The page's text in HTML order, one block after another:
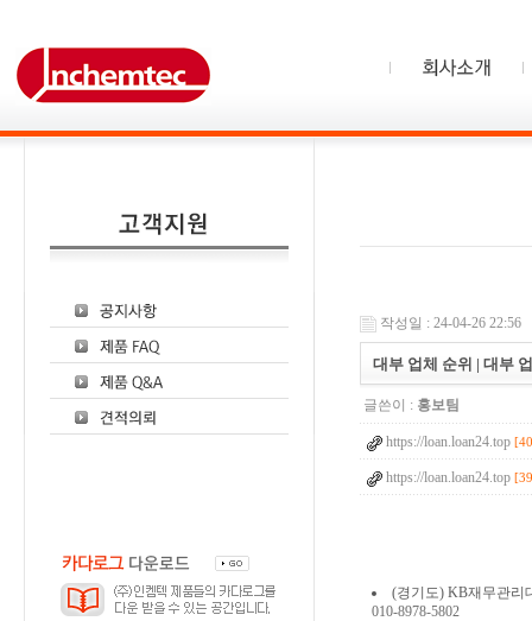
작성일 : 24-04-26 22:56
대부 업체 순위 | 대부
글쓴이 : 홍보팀
https://loan.loan24.top
https://loan.loan24.top
(경기도) KB재무관리
010-8978-5802